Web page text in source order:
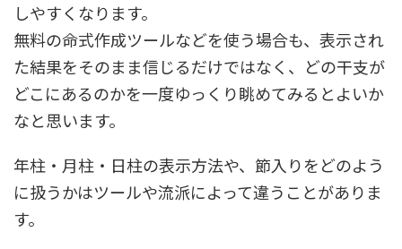
しやすくなります。
無料の命式作成ツールなどを使う場合も、表示され
た結果をそのまま信じるだけではなく、どの干支が
どこにあるのかを一度ゆっくり眺めてみるとよいか
なと思います。
年柱・月柱・日柱の表示方法や、節入りをどのよう
に扱うかはツールや流派によって違うことがありま
す。